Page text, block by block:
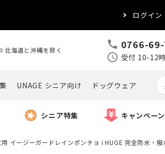
ログイン
北海道と沖縄を除く call 0766-
schedule 受付 10-12
UNAGE シニア向け ドッグウェア
シニア特集 キャンペーン
イージーガードレインポンチョ i HUGE 完全防水・